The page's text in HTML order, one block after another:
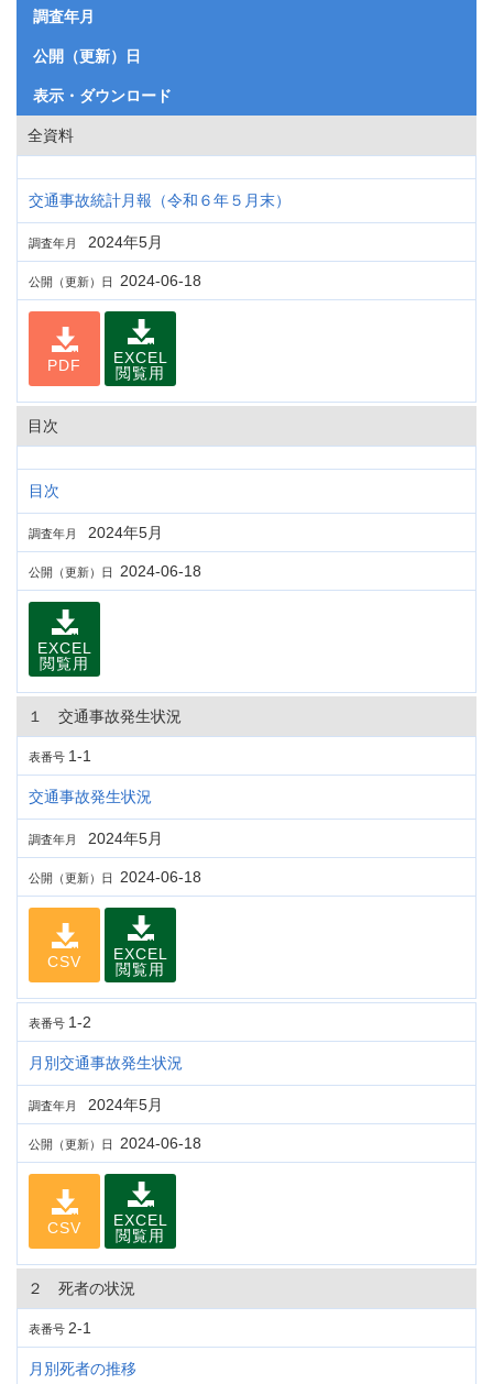
調査年月
公開（更新）日
表示・ダウンロード
全資料
交通事故統計月報（令和６年５月末）
調査年月 2024年5月
公開（更新）日 2024-06-18
PDF
EXCEL
閲覧用
目次
目次
調査年月 2024年5月
公開（更新）日 2024-06-18
EXCEL
閲覧用
１ 交通事故発生状況
表番号 1-1
交通事故発生状況
調査年月 2024年5月
公開（更新）日 2024-06-18
CSV
EXCEL
閲覧用
表番号 1-2
月別交通事故発生状況
調査年月 2024年5月
公開（更新）日 2024-06-18
CSV
EXCEL
閲覧用
２ 死者の状況
表番号 2-1
月別死者の推移